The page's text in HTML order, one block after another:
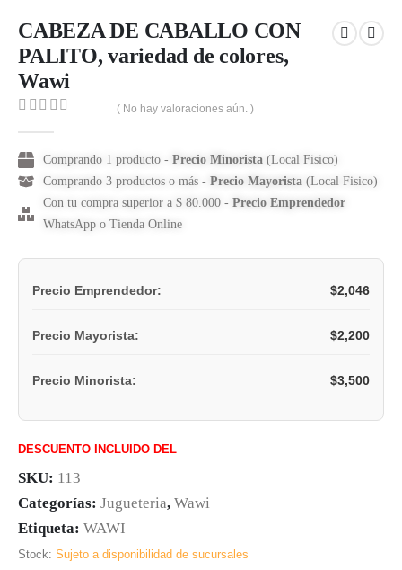
CABEZA DE CABALLO CON
PALITO, variedad de colores,
Wawi
( No hay valoraciones aún. )
Comprando 1 producto - Precio Minorista (Local Fisico)
Comprando 3 productos o más - Precio Mayorista (Local Fisico)
Con tu compra superior a $ 80.000 - Precio Emprendedor
WhatsApp o Tienda Online
Precio Emprendedor: $2,046
Precio Mayorista: $2,200
Precio Minorista: $3,500
DESCUENTO INCLUIDO DEL
SKU: 113
Categorías: Jugueteria, Wawi
Etiqueta: WAWI
Stock: Sujeto a disponibilidad de sucursales